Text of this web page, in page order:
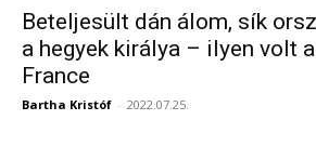
Beteljesült dán álom, sík
a hegyek királya – ilyen volt
France
Bartha Kristóf - 2022.07.25.